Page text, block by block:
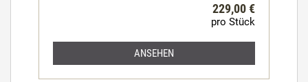
229,00 €
pro Stück
ANSEHEN